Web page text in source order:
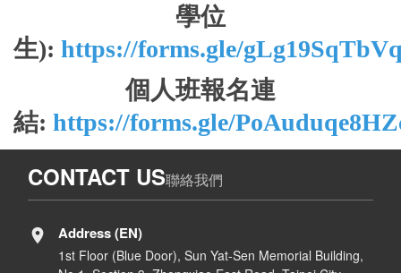
學位
生): https://forms.gle/
個人班報名連
結: https://forms.gle/
CONTACT US聯絡我們
Address (EN)
1st Floor (Blue Door), Sun Yat-Sen Memorial Building,